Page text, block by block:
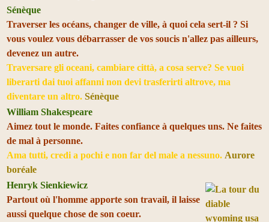
Sénèque
Traverser les océans, changer de ville, à quoi cela sert-il ? Si
vous voulez vous débarrasser de vos soucis n'allez pas ailleurs,
devenez un autre.
Traversare gli oceani, cambiare città, a cosa serve? Se vuoi
liberarti dai tuoi affanni non devi trasferirti altrove, ma
diventare un altro. Sénèque
William Shakespeare
Aimez tout le monde. Faites confiance à quelques uns. Ne faites
de mal à personne.
Ama tutti, credi a pochi e non far del male a nessuno. Aurore
boréale
Henryk Sienkiewicz
Partout où l'homme apporte son travail, il laisse
aussi quelque chose de son coeur.